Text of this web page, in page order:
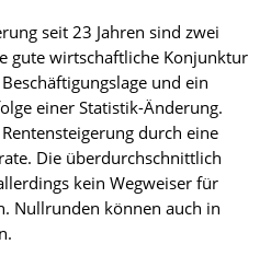
seit 23 Jahren sind zwei
gute wirtschaftliche Konjunktur
und ein
einer Statistik-Änderung.
durch eine
Die überdurchschnittlich
kein Wegweiser für
Nullrunden können auch in